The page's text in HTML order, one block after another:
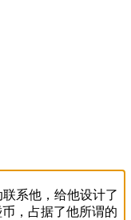
系他，给他设计了
，占据了他所谓的